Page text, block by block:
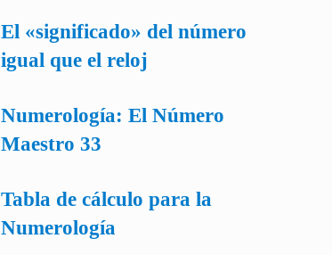
El «significado» del número
igual que el reloj
Numerología: El Número
Maestro 33
Tabla de cálculo para la
Numerología